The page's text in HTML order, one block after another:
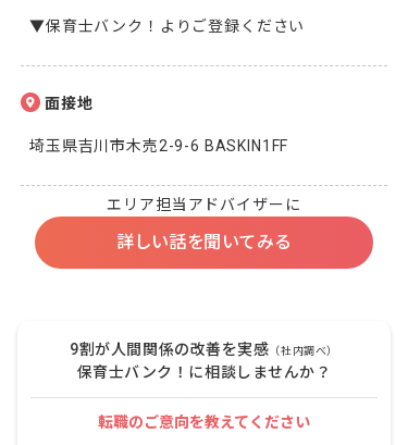
▼保育士バンク！よりご登録ください
面接地
埼玉県吉川市木売2-9-6 BASKIN1FF
エリア担当アドバイザーに
詳しい話を聞いてみる
9割が人間関係の改善を実感 （社内調べ）
保育士バンク！に相談しませんか？
転職のご意向を教えてください